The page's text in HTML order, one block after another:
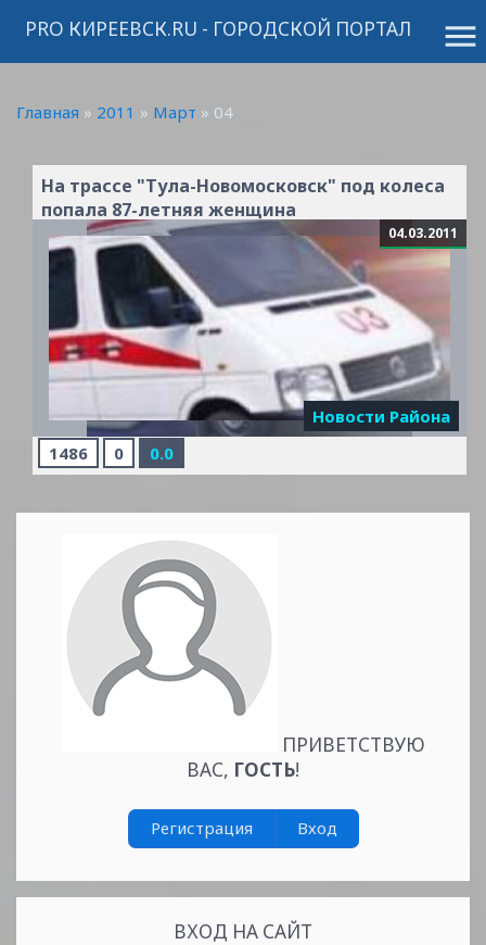
menu
PRO КИРЕЕВСК.RU - ГОРОДСКОЙ ПОРТАЛ
Главная » 2011 » Март » 04
На трассе "Тула-Новомосковск" под колеса
попала 87-летняя женщина
Читать дальше »
1486 0 0.0
04.03.2011
Новости Района
ПРИВЕТСТВУЮ
ВАС, ГОСТЬ!
Регистрация Вход
ВХОД НА САЙТ